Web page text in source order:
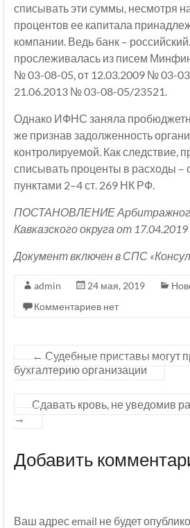
списывать эти суммы, несмотря
процентов ее капитала
компании. Ведь банк –
прослеживалась из писем
№ 03-08-05, от 12.03.2009 № 03-
21.06.2013 № 03-08-05/23521.
Однако ИФНС заняла
же признав задолженность
контролируемой. Как следствие,
списывать проценты в расходы –
пунктами 2–4 ст. 269 НК РФ.
ПОСТАНОВЛЕНИЕ
Кавказского округа от
Документ включен в СПС
admin 24 мая, 2019
Комментариев нет
← Судебные приставы могут
бухгалтерию организации
Сдавать кровь, не уведомив
→
Добавить
Ваш адрес email не будет